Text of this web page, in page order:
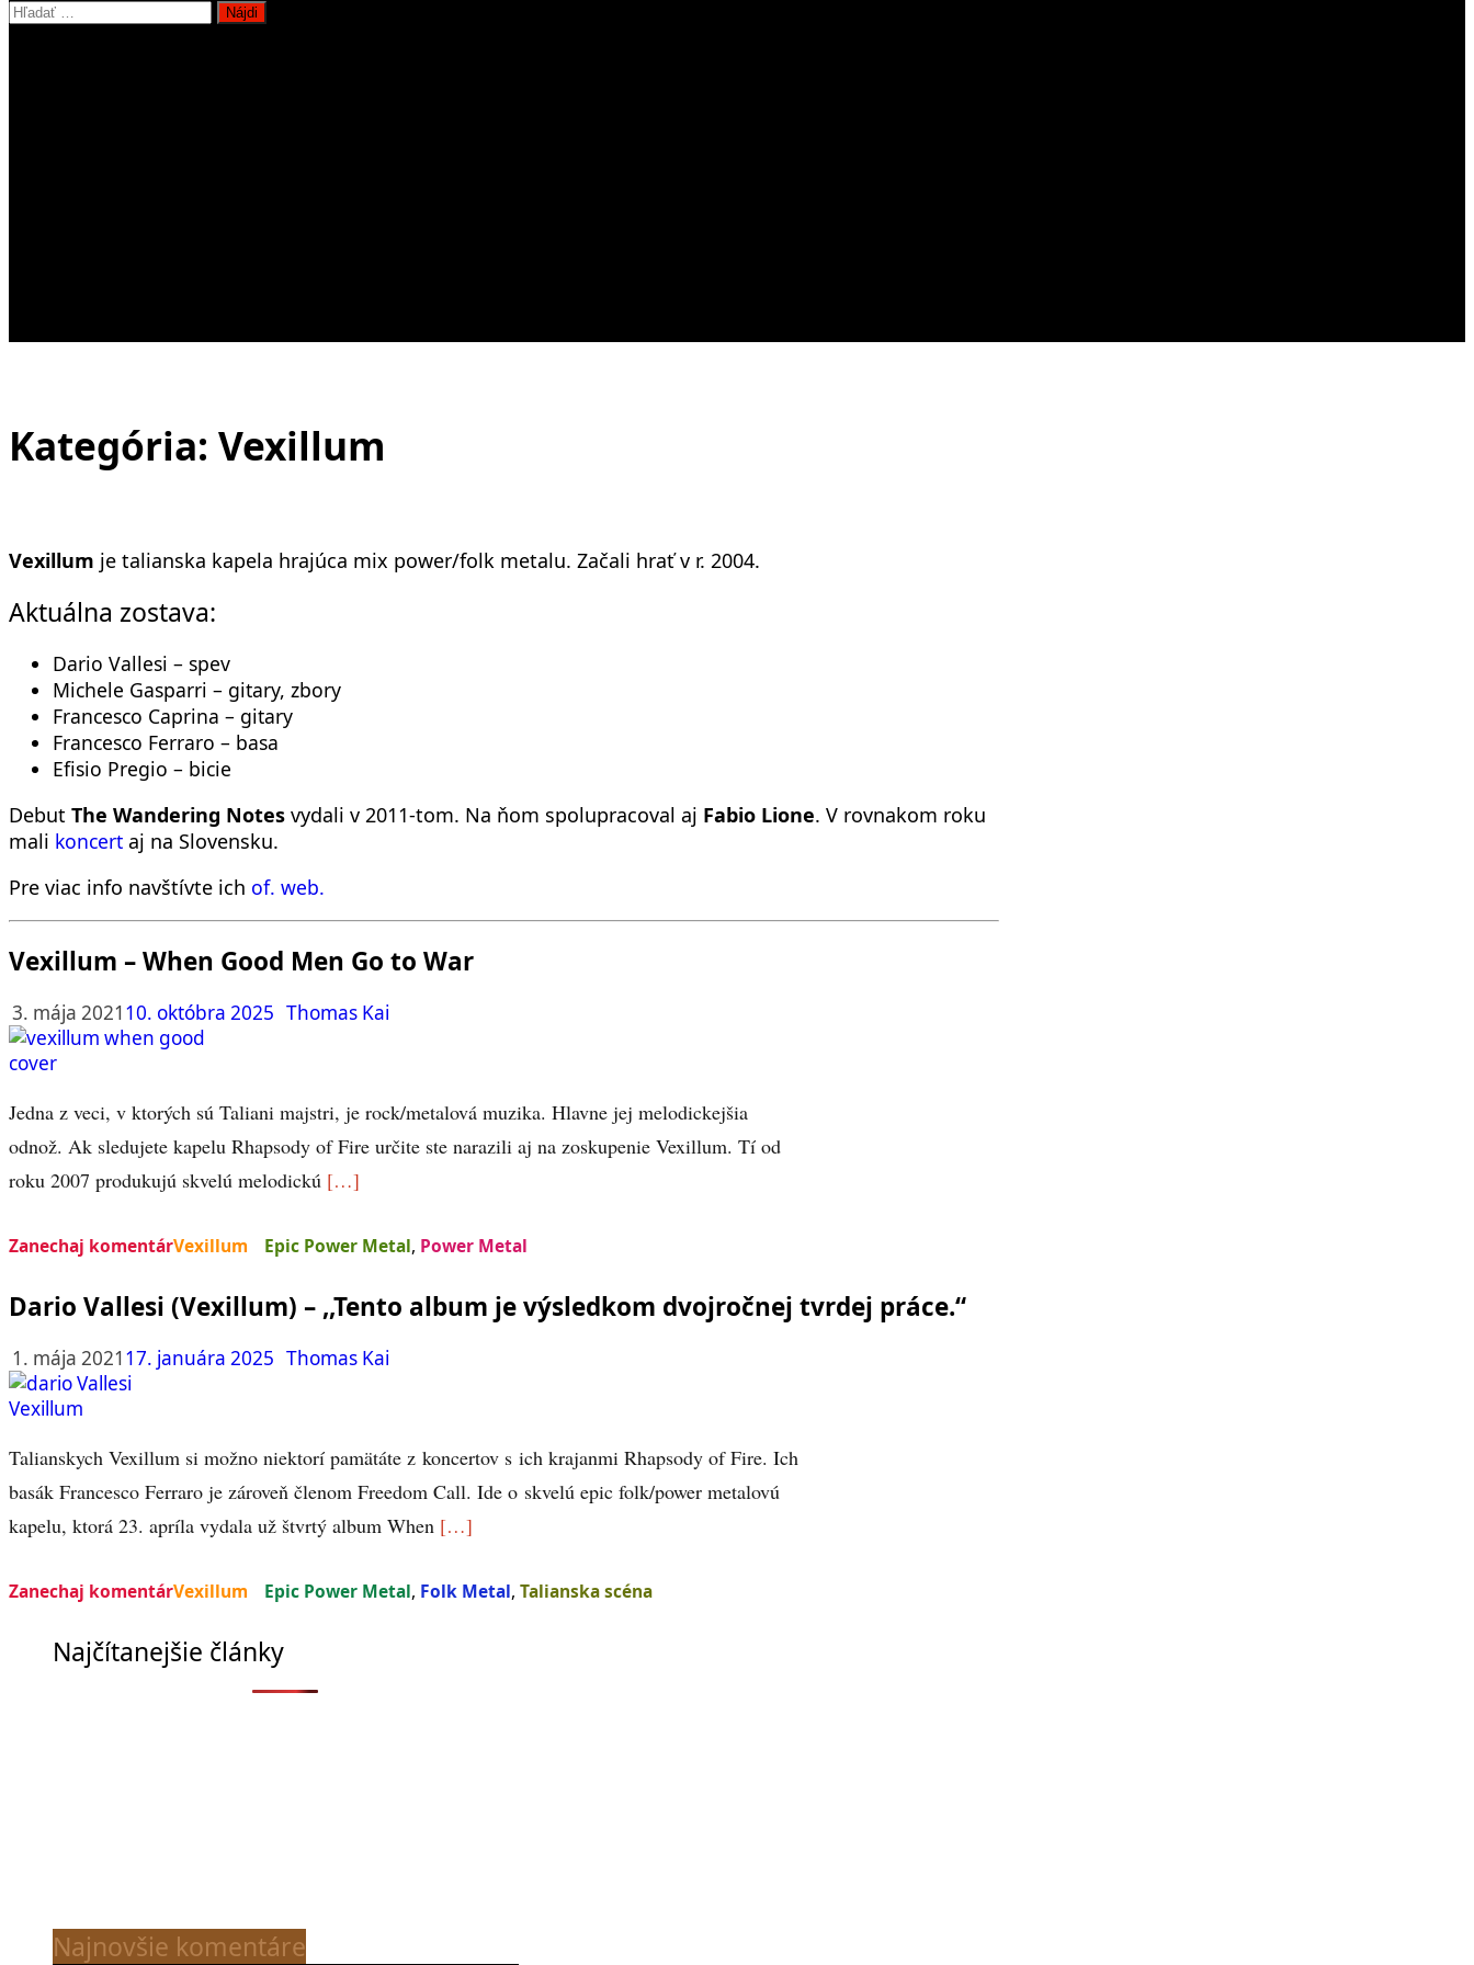
Hľadať:
Kategória: Vexillum
Vexillum je talianska kapela hrajúca mix power/folk metalu. Začali hrať v r. 2004.
Aktuálna zostava:
Dario Vallesi – spev
Michele Gasparri – gitary, zbory
Francesco Caprina – gitary
Francesco Ferraro – basa
Efisio Pregio – bicie
Debut The Wandering Notes vydali v 2011-tom. Na ňom spolupracoval aj Fabio Lione. V rovnakom roku
mali koncert aj na Slovensku.
Pre viac info navštívte ich of. web.
Vexillum – When Good Men Go to War
3. mája 202110. októbra 2025 Thomas Kai
Jedna z veci, v ktorých sú Taliani majstri, je rock/metalová muzika. Hlavne jej melodickejšia
odnož. Ak sledujete kapelu Rhapsody of Fire určite ste narazili aj na zoskupenie Vexillum. Tí od
roku 2007 produkujú skvelú melodickú […]
Zanechaj komentárVexillum Epic Power Metal, Power Metal
Dario Vallesi (Vexillum) – ,,Tento album je výsledkom dvojročnej tvrdej práce.“
1. mája 202117. januára 2025 Thomas Kai
Talianskych Vexillum si možno niektorí pamätáte z koncertov s ich krajanmi Rhapsody of Fire. Ich
basák Francesco Ferraro je zároveň členom Freedom Call. Ide o skvelú epic folk/power metalovú
kapelu, ktorá 23. apríla vydala už štvrtý album When […]
Zanechaj komentárVexillum Epic Power Metal, Folk Metal, Talianska scéna
Najčítanejšie články
Najnovšie komentáre